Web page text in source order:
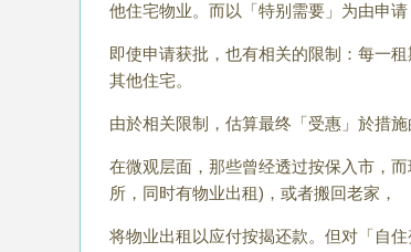
他住宅物业。而以「特别需要」为由申
即使申请获批，也有相关的限制：每一
其他住宅。
由於相关限制，估算最终「受惠」於措施
在微观层面，那些曾经透过按保入市，
所，同时有物业出租)，或者搬回老家，
将物业出租以应付按揭还款。但对「自